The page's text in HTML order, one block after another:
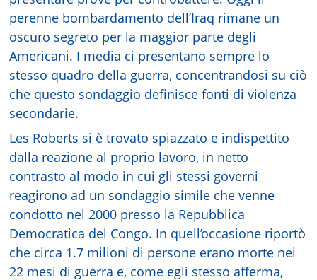
perenne bombardamento dell’Iraq rimane un
oscuro segreto per la maggior parte degli
Americani. I media ci presentano sempre lo
stesso quadro della guerra, concentrandosi su ciò
che questo sondaggio definisce fonti di violenza
secondarie.
Les Roberts si è trovato spiazzato e indispettito
dalla reazione al proprio lavoro, in netto
contrasto al modo in cui gli stessi governi
reagirono ad un sondaggio simile che venne
condotto nel 2000 presso la Repubblica
Democratica del Congo. In quell’occasione riportò
che circa 1.7 milioni di persone erano morte nei
22 mesi di guerra e, come egli stesso afferma,